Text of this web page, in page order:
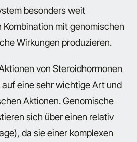
besonders weit
mit genomischen
Wirkungen produzieren.
von Steroidhormonen
eine sehr wichtige Art und
Aktionen. Genomische
sich über einen relativ
da sie einer komplexen